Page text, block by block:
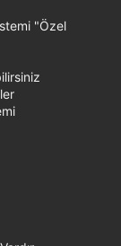
"Özel